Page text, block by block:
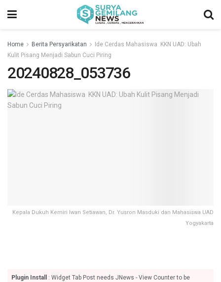
Home Berita Persyarikatan
Ide Cerdas Mahasiswa KKN UAD: Ubah
Kulit Pisang Menjadi Sabun Cuci Piring
20240828_053736
Kepala Dukuh Kemiri Iwan Setiawan, Dr. Yusron Masduki dan Mahasiswa UAD
Yogyakarta
Plugin Install
: Widget Tab Post needs JNews - View Counter to be